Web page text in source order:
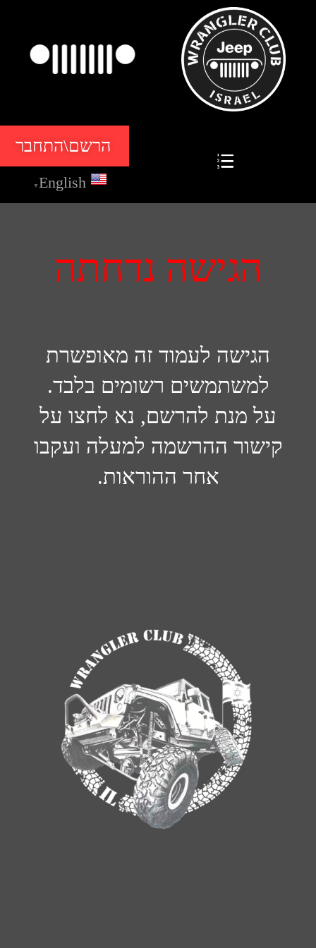
הרשם\התחבר
English
▼
הגישה נדחתה
הגישה לעמוד זה מאופשרת
למשתמשים רשומים בלבד.
על מנת להרשם, נא לחצו על
קישור ההרשמה למעלה ועקבו
אחר ההוראות.